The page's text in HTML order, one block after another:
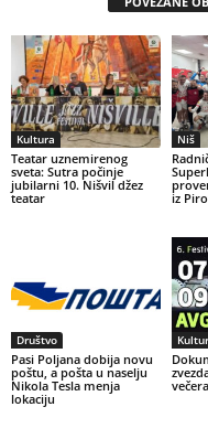
Kultura
Teatar uznemirenog
sveta: Sutra počinje
jubilarni 10. Nišvil džez
teatar
Niš
iz
Društvo
Pasi Poljana dobija novu
poštu, a pošta u naselju
Nikola Tesla menja
lokaciju